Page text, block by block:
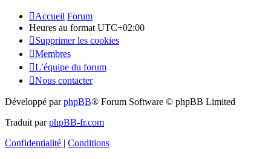
Accueil Forum
Heures au format UTC+02:00
Supprimer les cookies
Membres
L’équipe du forum
Nous contacter
Développé parphpBB® Forum Software © phpBB Limited
Traduit parphpBB-fr.com
Confidentialité | Conditions